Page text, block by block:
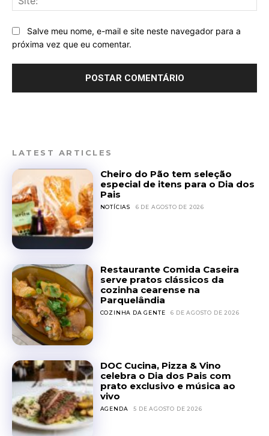
Salve meu nome, e-mail e site neste navegador para a
próxima vez que eu comentar.
LATEST ARTICLES
Cheiro do Pão tem seleção
especial de itens para o Dia dos
Pais
NOTÍCIAS 6 DE AGOSTO DE 2026
Restaurante Comida Caseira
serve pratos clássicos da
cozinha cearense na
Parquelândia
COZINHA DA GENTE 6 DE AGOSTO DE 2026
DOC Cucina, Pizza & Vino
celebra o Dia dos Pais com
prato exclusivo e música ao
vivo
AGENDA 5 DE AGOSTO DE 2026